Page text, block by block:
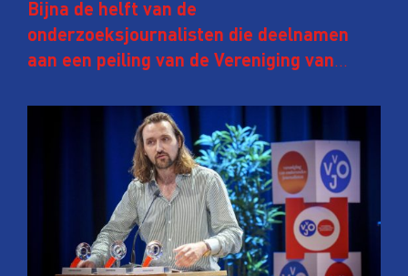
Bijna de helft van de
onderzoeksjournalisten die deelnamen
aan een peiling van de Vereniging van
afgelopen twee jaar te maken met
juridische dreiging of een juridische
procedure rond het eigen werk. Dat kost
journalisten tijd, ook ervaren zij stress en
soms worden publicaties aangepast of
gaat de hele publicatie zelfs niet door.